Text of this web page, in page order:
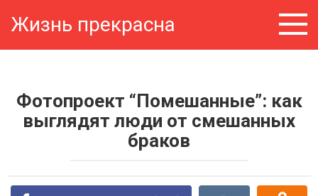
Жизнь прекрасна
Фотопроект “Помешанные”: как
выглядят люди от смешанных
браков